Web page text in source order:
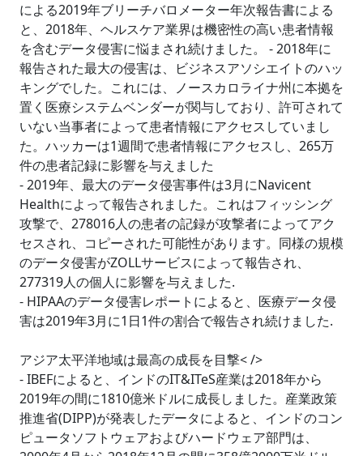
による2019年ブリーチバロメーター年次報告書による
と、2018年、ヘルスケア業界は機密性の高い患者情報
を含むデータ侵害に悩まされ続けました。 - 2018年に
報告された最大の侵害は、ビジネスアソシエイトのハッ
キングでした。これには、ノースカロライナ州に本拠を
置く医療システムベンダーが関与しており、許可されて
いない当事者によって患者情報にアクセスしていまし
た。ハッカーは1週間で患者情報にアクセスし、265万
件の患者記録に影響を与えました
- 2019年、最大のデータ侵害事件は3月にNavicent
Healthによって報告されました。これはフィッシング
攻撃で、278016人の患者の記録が攻撃者によってアク
セスされ、コピーされた可能性があります。同様の規模
のデータ侵害がZOLLサービスによって報告され、
277319人の個人に影響を与えました.
- HIPAAのデータ侵害レポートによると、医療データ侵
害は2019年3月に1日1件の割合で報告され続けました.
アジア太平洋地域は最高の成長を目撃< />
- IBEFによると、インドのIT&ITeS産業は2018年から
2019年の間に1810億米ドルに成長しました。産業政策
推進省(DIPP)が発表したデータによると、インドのコン
ピュータソフトウェアおよびハードウェア部門は、